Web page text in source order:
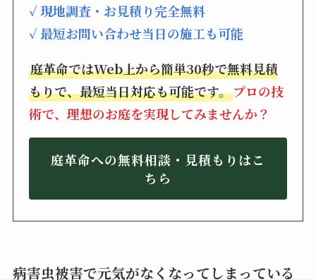
✓ 現地調査・お見積り完全無料
✓ 最短お問い合わせ当日の施工も可能
庭革命ではWeb上から簡単30秒で無料見積
もりで、最短当日対応も可能です。プロの技
術で、理想のお庭を実現してみませんか？
庭革命への無料相談・見積もりはこ
ちら
病害虫被害で元気がなくなってしまっている